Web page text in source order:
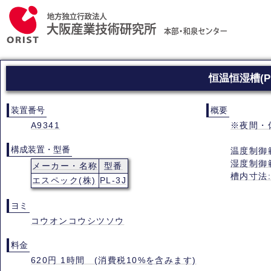
恒温恒湿槽
装置番号
A9341
構成装置・型番
メーカー・名称
型番
エスペック(株)
PL-3J
ヨミ
コウオンコウシツソウ
料金
620円 1時間 (消費税10%を含みます)
概要
※夜間・
温度制
湿度制御
槽内寸